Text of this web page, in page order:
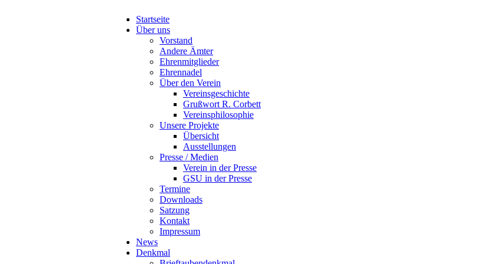
Startseite
Über uns
Vorstand
Andere Ämter
Ehrenmitglieder
Ehrennadel
Über den Verein
Vereinsgeschichte
Grußwort R. Corbett
Vereinsphilosophie
Unsere Projekte
Übersicht
Ausstellungen
Presse / Medien
Verein in der Presse
GSU in der Presse
Termine
Downloads
Satzung
Kontakt
Impressum
News
Denkmal